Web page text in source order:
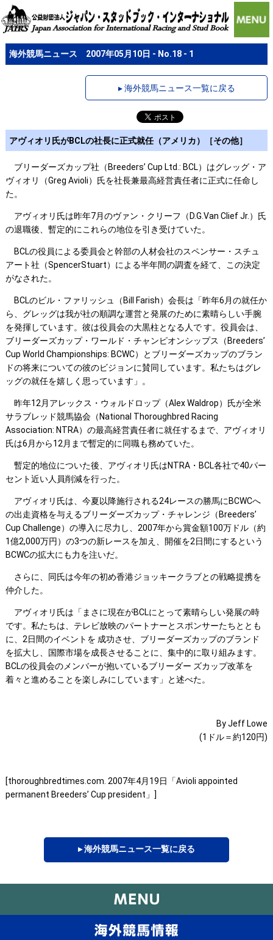
海外競馬ニュース 2007年05月10日 - No.18 - 1
▸ 海外競馬ニュース一覧に戻る
アヴィオリ氏がBCLの社長に正式就任（アメリカ）［その他］
ブリーダーズカップ社（Breeders’ Cup Ltd.: BCL）はグレッグ・ア
ヴィオリ（Greg Avioli）氏を社長兼最高経営責任者に正式に任命し
た。
アヴィオリ氏は昨年7月のヴァン・クリーフ（D.G.Van Clief Jr.）氏
の退職後、暫定的にこれらの地位を引き受けていた。
BCLの役員による委員会と幹部の人材会社のスペンサー・スチュ
アート社（SpencerStuart）による半年間の調査を経て、この決定
がなされた。
BCLのビル・ファリッシュ（Bill Farish）会長は「昨年6月の就任か
ら、グレッグは我が社の順調な運営と発展のために素晴らしい手腕
を発揮しています。彼は役員会の大黒柱となる人で す。役員会は、
ブリーダーズカップ・ワールド・チャンピオンシップス（Breeders’
Cup World Championships: BCWC）とブリーダーズカップのブラン
ドの将来についての彼のビジョンに賛同しています。私たちはグレ
ッグの就任を嬉しく思っています」。
昨年12月アレックス・ウォルドロップ（Alex Waldrop）氏が全米
サラブレッド競馬協会（National Thoroughbred Racing
Association: NTRA）の最高経営責任者に就任するまで、アヴィオリ
氏は6月から12月まで暫定的に同職も務めていた。
暫定的地位についた後、アヴィオリ氏はNTRA・BCL各社で40パー
セント近い人員削減を行った。
アヴィオリ氏は、今夏以降施行される24レースの勝馬にBCWCへ
の出走資格を与えるブリーダーズカップ・チャレンジ（Breeders’
Cup Challenge）の導入に尽力し、2007年から賞金額100万ドル（約
1億2,000万円）の3つの新レースを加え、開催を2日間にするという
BCWCの拡大にも力を注いだ。
さらに、同氏は今年の初め香港ジョッキークラブとの戦略提携を
仲介した。
アヴィオリ氏は「まさに現在がBCLにとって素晴らしい発展の時
です。私たちは、テレビ放映のパートナーとスポンサーたちととも
に、2日間のイベントを 成功させ、ブリーダーズカップのブランド
を拡大し、国際市場を成長させることに、集中的に取り組みます。
BCLの役員会のメンバーが抱いているブリーダー ズカップ改革を
着々と進めることを楽しみにしています」と述べた。
By Jeff Lowe
(1ドル＝約120円)
[thoroughbredtimes.com. 2007年4月19日「Avioli appointed
permanent Breeders’ Cup president」]
▸ 海外競馬ニュース一覧に戻る